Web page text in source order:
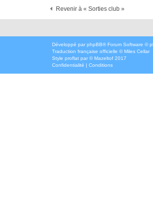
Revenir à « Sorties club »
Développé par phpBB® Forum Software ©
Traduction française officielle ©Miles Cellar
Style proflat par ©Mazeltof 2017
Confidentialité | Conditions